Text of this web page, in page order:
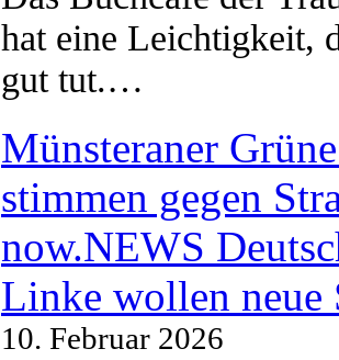
hat eine Leichtigkeit,
gut tut.…
Münsteraner
stimmen gegen
now.NEWS
Linke wollen neue
10. Februar 2026